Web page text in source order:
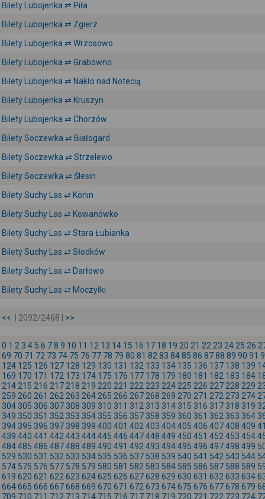
Bilety Lubojenka ⇄ Piła
Bilety Lubojenka ⇄ Zgierz
Bilety Lubojenka ⇄ Wrzosowo
Bilety Lubojenka ⇄ Grabówno
Bilety Lubojenka ⇄ Nakło nad Notecią
Bilety Lubojenka ⇄ Kruszyn
Bilety Lubojenka ⇄ Chorzów
Bilety Soczewka ⇄ Białogard
Bilety Soczewka ⇄ Strzelewo
Bilety Soczewka ⇄ Ślesin
Bilety Suchy Las ⇄ Konin
Bilety Suchy Las ⇄ Kowanówko
Bilety Suchy Las ⇄ Stara Łubianka
Bilety Suchy Las ⇄ Słodków
Bilety Suchy Las ⇄ Darłowo
Bilety Suchy Las ⇄ Moczyłki
<< | 2092/2468 | >>
0 1 2 3 4 5 6 78 9 10 11 12 13 14 15 16 17 18 19 20 21 22 23 24 25 26
69 70 71 72 73 74 75 76 77 78 79 80 81 82 83 8485 86 8788 89 90 91
124 125 126 127 128 129 130 131 132 133 134 135 136 137 138 139
169 170 171 172 173 174 175 176 177 178 179 180 181 182 183 184
214 215 216 217 218 219 220 221 222 223 224 225 226 227 228 229
259 260 261 262 263 264 265 266 267 268 269 270 271 272 273 274
304 305 306 307 308 309 310 311 312 313 314 315 316 317 318 319
349 350 351 352 353 354 355 356 357 358 359 360 361 362 363 364
394 395 396 397 398 399 400 401 402 403 404405 406 407408 409
439 440 441 442 443 444445 446 447448 449 450 451 452 453 454
484485 486 487488 489 490 491 492 493 494495 496 497498 499
529 530 531 532 533 534 535 536 537 538 539 540 541 542 543 544
574 575 576 577 578 579 580 581 582 583 584 585 586 587 588 589
619 620 621 622 623 624625 626 627628 629 630 631 632 633 634
664665 666 667668 669 670 671 672 673 674675 676 677678 679
709 710 711 712 713 714 715 716 717 718 719 720 721 722 723 724